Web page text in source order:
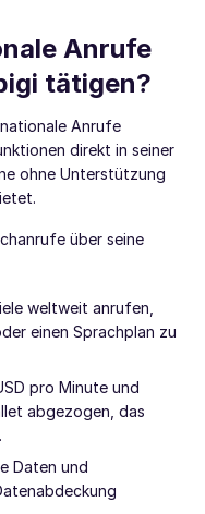
Anrufe
tätigen?
Anrufe
direkt in seiner
ohne Unterstützung
über seine
weltweit anrufen,
einen Sprachplan zu
pro Minute und
abgezogen, das
Daten und